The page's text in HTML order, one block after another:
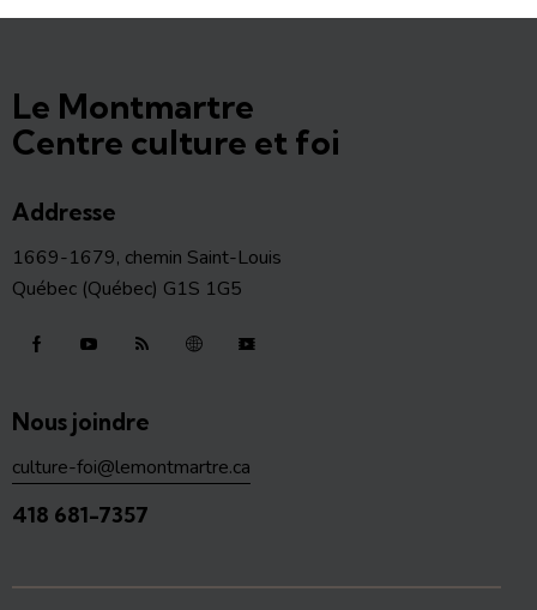
Le Montmartre
Centre culture et foi
Addresse
1669-1679, chemin Saint-Louis
Québec (Québec) G1S 1G5
Nous joindre
culture-foi@lemontmartre.ca
418 681-7357